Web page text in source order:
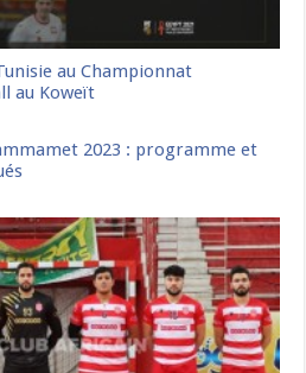
au Championnat
au Koweït
2023 : programme et